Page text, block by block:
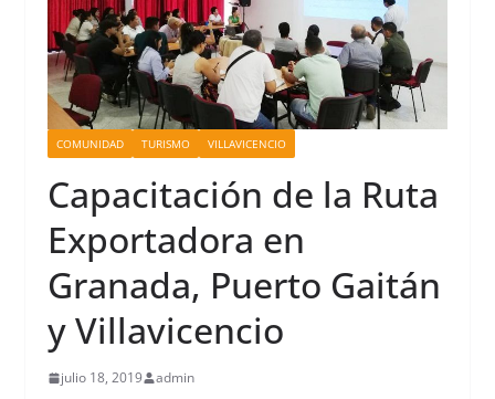
COMUNIDAD TURISMO VILLAVICENCIO
Capacitación de la Ruta
Exportadora en
Granada, Puerto Gaitán
y Villavicencio
julio 18, 2019 admin